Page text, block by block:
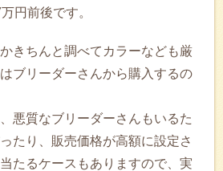
円前後です。
きちんと調べてカラーなども厳
ブリーダーさんから購入するの
悪質なブリーダーさんもいるた
たり、販売価格が高額に設定さ
たるケースもありますので、実